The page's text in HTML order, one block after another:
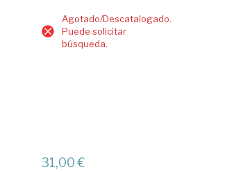
Agotado/Descatalogado.
Puede solicitar
búsqueda.
31,00 €